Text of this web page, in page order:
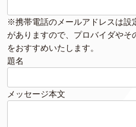
※携帯電話のメールアドレスは設
がありますので、プロバイダや
をおすすめいたします。
題名
メッセージ本文